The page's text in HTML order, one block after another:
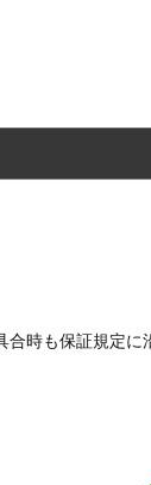
合時も保証規定